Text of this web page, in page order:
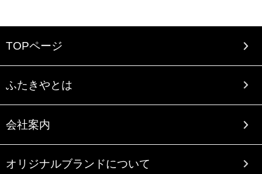
TOPページ
ふたきやとは
会社案内
オリジナルブランドについて